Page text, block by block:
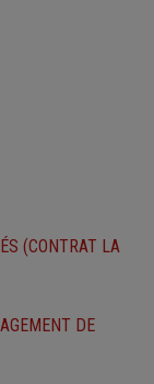
(CONTRAT LA
DE